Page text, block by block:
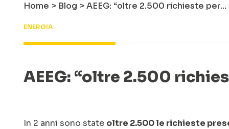
Home > Blog > AEEG: “oltre 2.500 richieste per…
ENERGIA
AEEG: “oltre 2.500
In 2 anni sono state oltre 2.500 le richieste